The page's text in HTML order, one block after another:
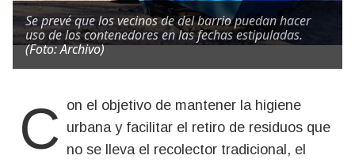
Se prevé que los vecinos de del barrio puedan hacer
uso de los contenedores en las fechas estipuladas.
(Foto: Archivo)
Con el objetivo de mantener la higiene urbana y facilitar el retiro de residuos que
no se lleva el recolector tradicional, el